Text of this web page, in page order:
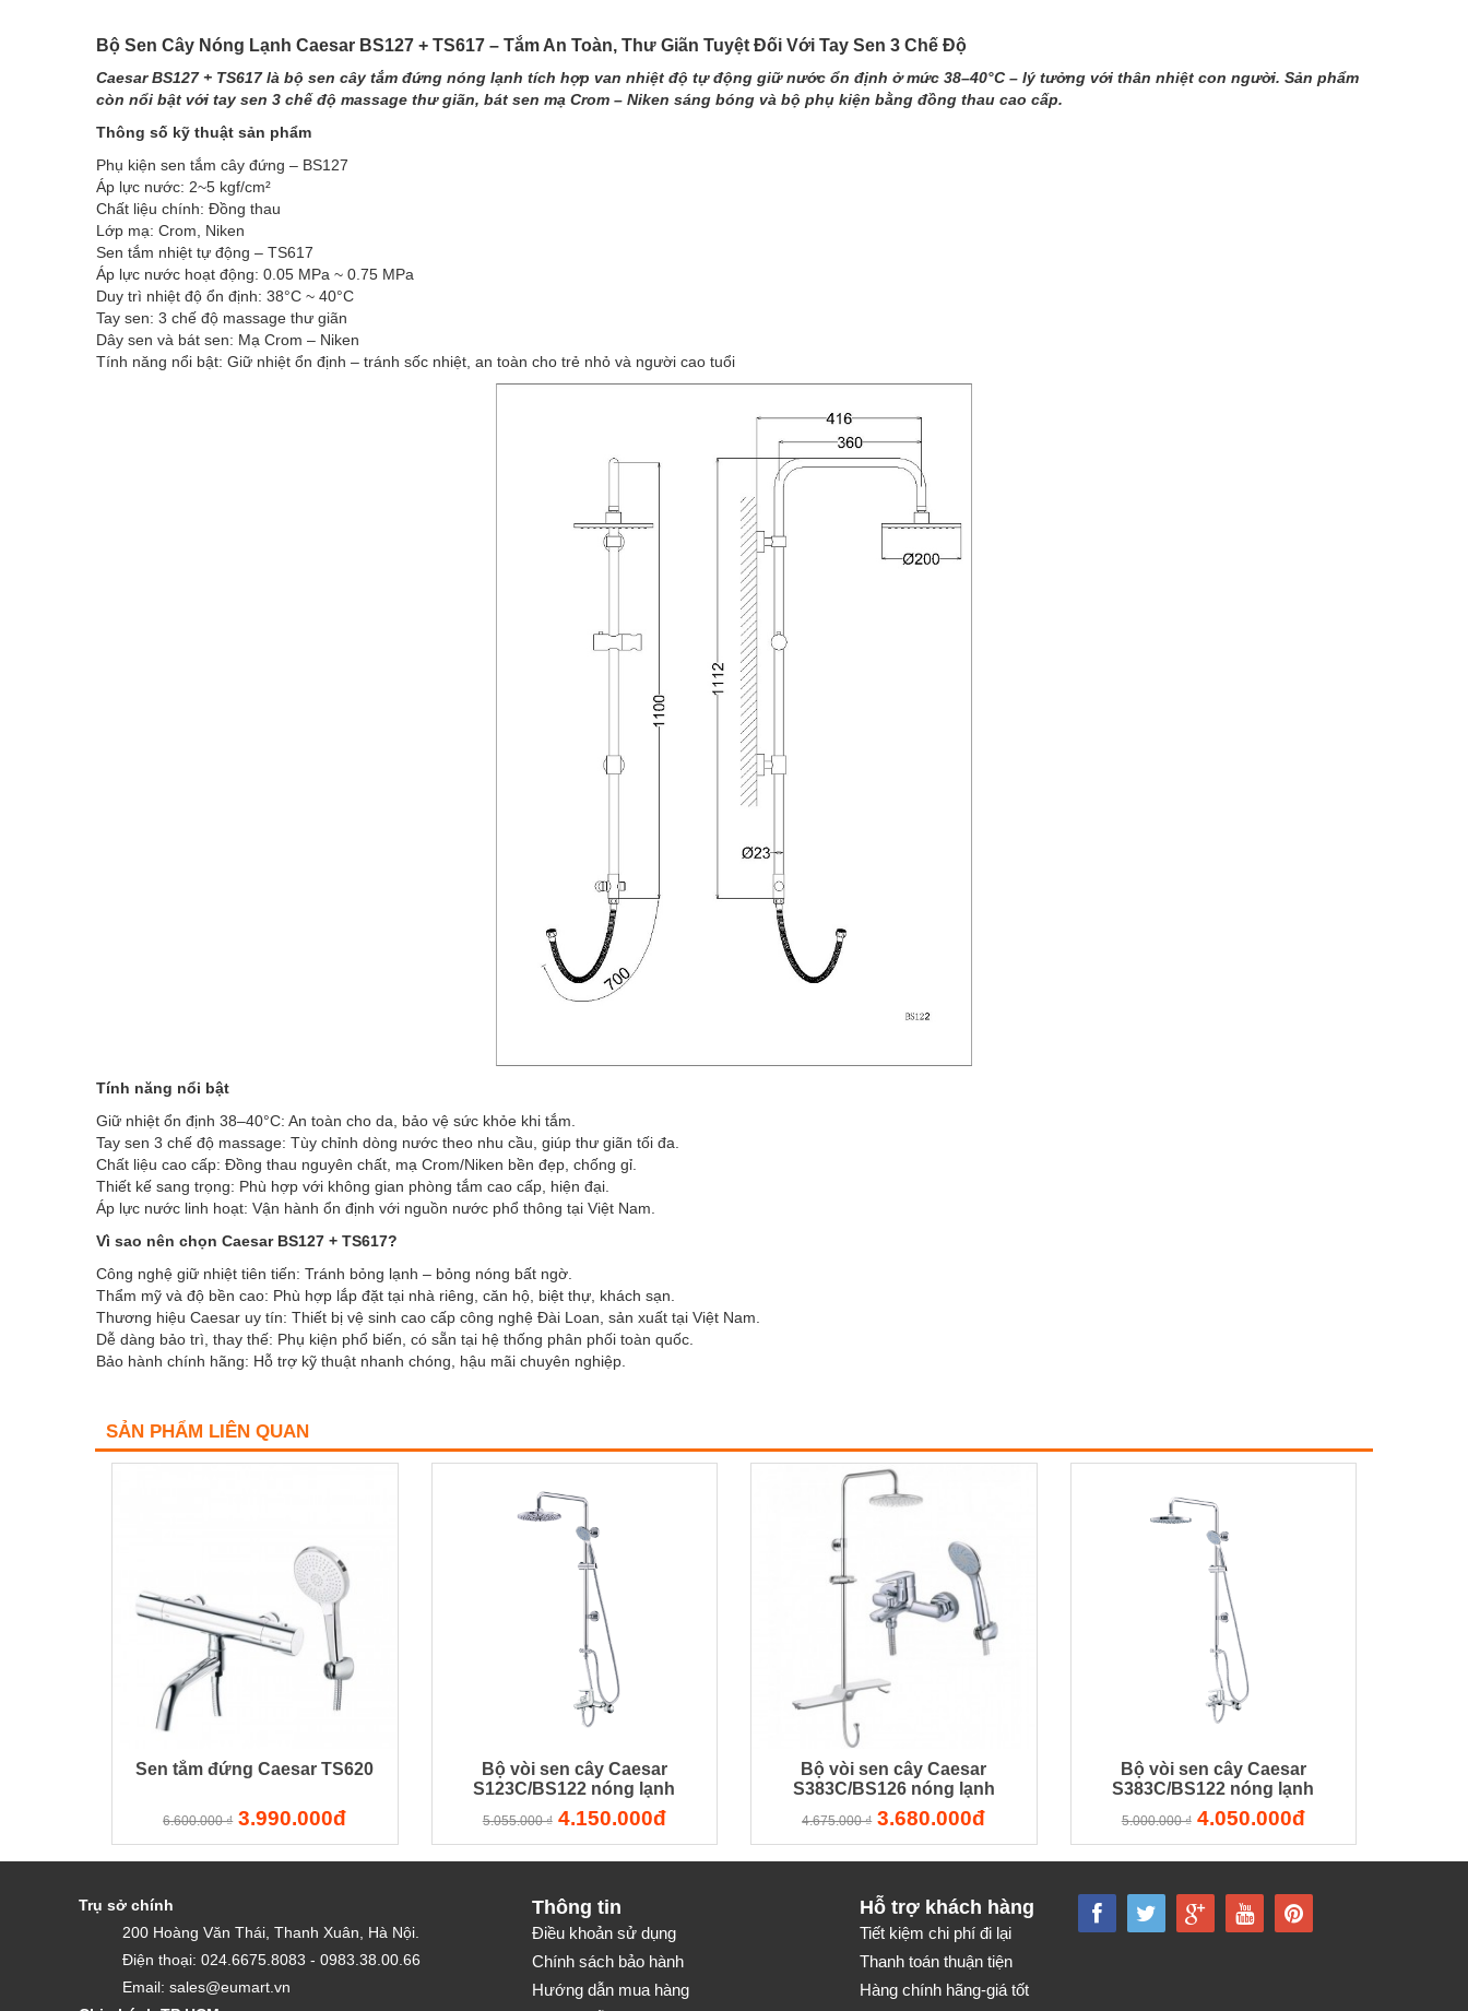
Bộ Sen Cây Nóng Lạnh Caesar BS127 + TS617 – Tắm An Toàn, Thư Giãn Tuyệt Đối Với Tay Sen 3 Chế Độ
Caesar BS127 + TS617 là bộ sen cây tắm đứng nóng lạnh tích hợp van nhiệt độ tự động giữ nước ổn định ở mức 38–40°C – lý tưởng với thân nhiệt con người. Sản phẩm
còn nổi bật với tay sen 3 chế độ massage thư giãn, bát sen mạ Crom – Niken sáng bóng và bộ phụ kiện bằng đồng thau cao cấp.
Thông số kỹ thuật sản phẩm
Phụ kiện sen tắm cây đứng – BS127
Áp lực nước: 2~5 kgf/cm²
Chất liệu chính: Đồng thau
Lớp mạ: Crom, Niken
Sen tắm nhiệt tự động – TS617
Áp lực nước hoạt động: 0.05 MPa ~ 0.75 MPa
Duy trì nhiệt độ ổn định: 38°C ~ 40°C
Tay sen: 3 chế độ massage thư giãn
Dây sen và bát sen: Mạ Crom – Niken
Tính năng nổi bật: Giữ nhiệt ổn định – tránh sốc nhiệt, an toàn cho trẻ nhỏ và người cao tuổi
Tính năng nổi bật
Giữ nhiệt ổn định 38–40°C: An toàn cho da, bảo vệ sức khỏe khi tắm.
Tay sen 3 chế độ massage: Tùy chỉnh dòng nước theo nhu cầu, giúp thư giãn tối đa.
Chất liệu cao cấp: Đồng thau nguyên chất, mạ Crom/Niken bền đẹp, chống gỉ.
Thiết kế sang trọng: Phù hợp với không gian phòng tắm cao cấp, hiện đại.
Áp lực nước linh hoạt: Vận hành ổn định với nguồn nước phổ thông tại Việt Nam.
Vì sao nên chọn Caesar BS127 + TS617?
Công nghệ giữ nhiệt tiên tiến: Tránh bỏng lạnh – bỏng nóng bất ngờ.
Thẩm mỹ và độ bền cao: Phù hợp lắp đặt tại nhà riêng, căn hộ, biệt thự, khách sạn.
Thương hiệu Caesar uy tín: Thiết bị vệ sinh cao cấp công nghệ Đài Loan, sản xuất tại Việt Nam.
Dễ dàng bảo trì, thay thế: Phụ kiện phổ biến, có sẵn tại hệ thống phân phối toàn quốc.
Bảo hành chính hãng: Hỗ trợ kỹ thuật nhanh chóng, hậu mãi chuyên nghiệp.
SẢN PHẨM LIÊN QUAN
Sen tắm đứng Caesar TS620
6.600.000 ₫ 3.990.000đ
Bộ vòi sen cây Caesar
S123C/BS122 nóng lạnh
5.055.000 ₫ 4.150.000đ
Bộ vòi sen cây Caesar
S383C/BS126 nóng lạnh
4.675.000 ₫ 3.680.000đ
Bộ vòi sen cây Caesar
S383C/BS122 nóng lạnh
5.000.000 ₫ 4.050.000đ
Trụ sở chính
200 Hoàng Văn Thái, Thanh Xuân, Hà Nội.
Điện thoại: 024.6675.8083 - 0983.38.00.66
Email: sales@eumart.vn
Thông tin
Điều khoản sử dụng
Chính sách bảo hành
Hướng dẫn mua hàng
Hỗ trợ khách hàng
Tiết kiệm chi phí đi lại
Thanh toán thuận tiện
Hàng chính hãng-giá tốt